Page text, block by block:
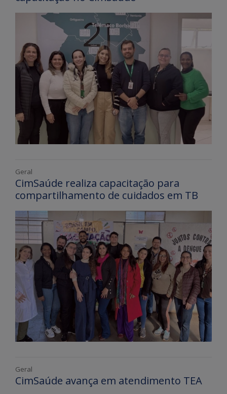
Geral
CimSaúde realiza capacitação para
compartilhamento de cuidados em TB
Geral
CimSaúde avança em atendimento TEA